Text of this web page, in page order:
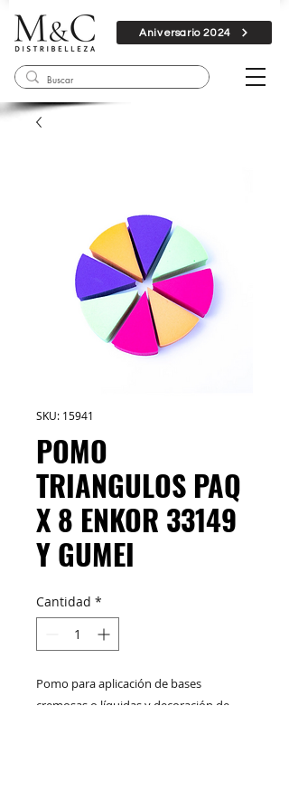
Aniversario 2024
SKU: 15941
POMO
TRIANGULOS PAQ
X 8 ENKOR 33149
Y GUMEI
Cantidad *
Pomo para aplicación de bases
cremosas o líquidas y decoración de